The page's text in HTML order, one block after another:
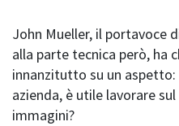
John Mueller, il portavoce
alla parte tecnica però, ha
innanzitutto su un aspetto:
azienda, è utile lavorare sul
immagini?